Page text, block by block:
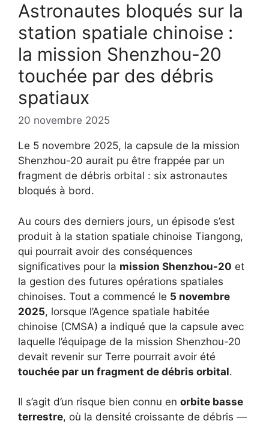
Astronautes bloqués sur la
station spatiale chinoise :
la mission Shenzhou-20
touchée par des débris
spatiaux
20 novembre 2025
Le 5 novembre 2025, la capsule de la mission
Shenzhou-20 aurait pu être frappée par un
fragment de débris orbital : six astronautes
bloqués à bord.
Au cours des derniers jours, un épisode s’est
produit à la station spatiale chinoise Tiangong,
qui pourrait avoir des conséquences
significatives pour la mission Shenzhou-20 et
la gestion des futures opérations spatiales
chinoises. Tout a commencé le 5 novembre
2025, lorsque l’Agence spatiale habitée
chinoise (CMSA) a indiqué que la capsule avec
laquelle l’équipage de la mission Shenzhou-20
devait revenir sur Terre pourrait avoir été
touchée par un fragment de débris orbital.
Il s’agit d’un risque bien connu en orbite basse
terrestre, où la densité croissante de débris —